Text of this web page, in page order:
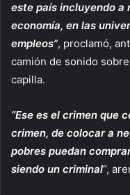
este país incluyendo a
economía, en las
empleos”, proclamó,
camión de sonido
capilla.
“Ese es el crimen que
crimen, de colocar a
pobres puedan
siendo un criminal“,